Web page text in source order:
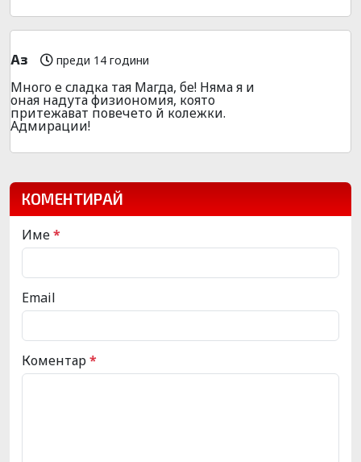
Аз преди 14 години
Много е сладка тая Магда, бе! Няма я и
оная надута физиономия, която
притежават повечето й колежки.
Адмирации!
КОМЕНТИРАЙ
Име*
Email
Коментар*